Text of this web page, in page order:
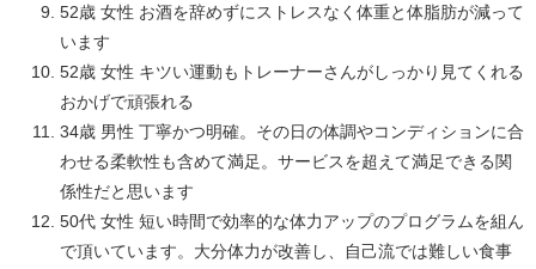
52歳 女性 お酒を辞めずにストレスなく体重と体脂肪が減って
います
52歳 女性 キツい運動もトレーナーさんがしっかり見てくれる
おかげで頑張れる
34歳 男性 丁寧かつ明確。その日の体調やコンディションに合
わせる柔軟性も含めて満足。サービスを超えて満足できる関
係性だと思います
50代 女性 短い時間で効率的な体力アップのプログラムを組ん
で頂いています。大分体力が改善し、自己流では難しい食事